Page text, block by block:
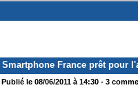
Smartphone France prêt pour
Publié le 08/06/2011 à 14:30 - 3